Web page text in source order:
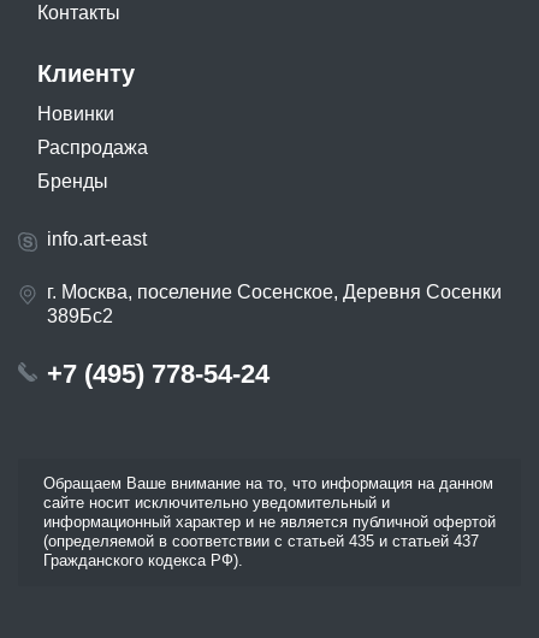
Контакты
Клиенту
Новинки
Распродажа
Бренды
info.art-east
г. Москва, поселение Сосенское, Деревня Сосенки
389Бс2
+7 (495) 778-54-24
Обращаем Ваше внимание на то, что информация на данном
сайте носит исключительно уведомительный и
информационный характер и не является публичной офертой
(определяемой в соответствии с статьей 435 и статьей 437
Гражданского кодекса РФ).